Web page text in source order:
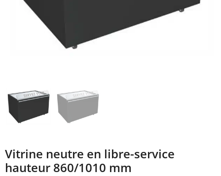
Vitrine neutre en libre-service
hauteur 860/1010 mm